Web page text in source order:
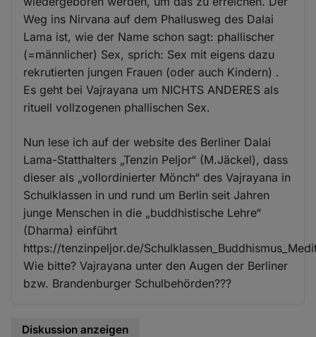
Weg ins Nirvana auf dem Phallusweg des Dalai
Lama ist, wie der Name schon sagt: phallischer
(=männlicher) Sex, sprich: Sex mit eigens dazu
rekrutierten jungen Frauen (oder auch Kindern) .
Es geht bei Vajrayana um NICHTS ANDERES als
rituell vollzogenen phallischen Sex.
Nun lese ich auf der website des Berliner Dalai
Lama-Statthalters „Tenzin Peljor“ (M.Jäckel), dass
dieser als „vollordinierter Mönch“ des Vajrayana in
Schulklassen in und rund um Berlin seit Jahren
junge Menschen in die „buddhistische Lehre“
(Dharma) einführt
https://tenzinpeljor.de/
Wie bitte? Vajrayana unter den Augen der Berliner
bzw. Brandenburger Schulbehörden???
Diskussion anzeigen